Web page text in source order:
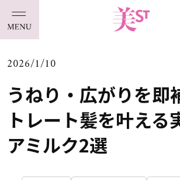
2026/1/10
うねり・広がりを即
トレート髪を叶える
アミルク2選